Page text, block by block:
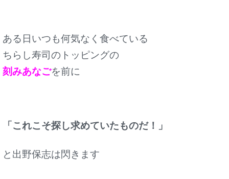
ある日いつも何気なく食べている
ちらし寿司のトッピングの
刻みあなごを前に
「これこそ探し求めていたものだ！」
と出野保志は閃きます